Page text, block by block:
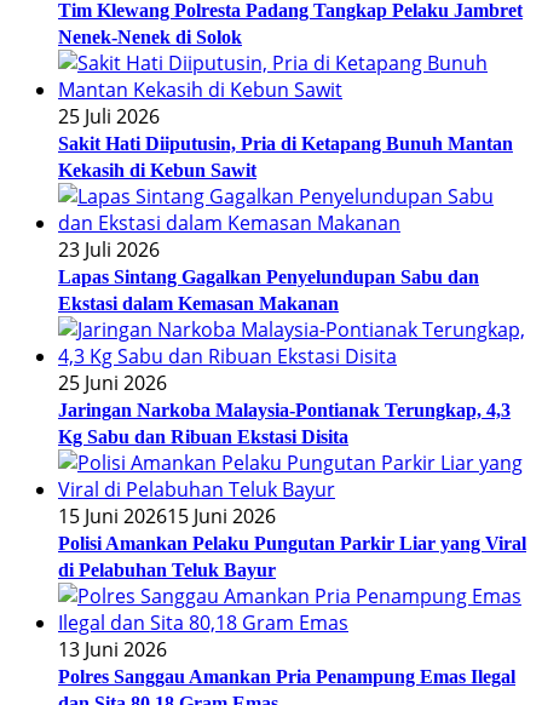
Tim Klewang Polresta Padang Tangkap Pelaku Jambret
Nenek-Nenek di Solok
25 Juli 2026
Sakit Hati Diiputusin, Pria di Ketapang Bunuh Mantan
Kekasih di Kebun Sawit
23 Juli 2026
Lapas Sintang Gagalkan Penyelundupan Sabu dan
Ekstasi dalam Kemasan Makanan
25 Juni 2026
Jaringan Narkoba Malaysia-Pontianak Terungkap, 4,3
Kg Sabu dan Ribuan Ekstasi Disita
15 Juni 202615 Juni 2026
Polisi Amankan Pelaku Pungutan Parkir Liar yang Viral
di Pelabuhan Teluk Bayur
13 Juni 2026
Polres Sanggau Amankan Pria Penampung Emas Ilegal